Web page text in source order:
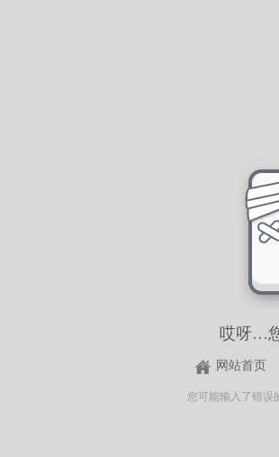
哎呀…
网站首页
您可能输入了错误